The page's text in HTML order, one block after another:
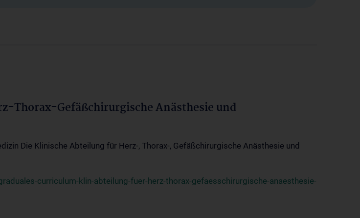
Thorax-Gefäßchirurgische Anästhesie und
Die Klinische Abteilung für Herz-, Thorax-, Gefäßchirurgische Anästhesie und
curriculum-klin-abteilung-fuer-herz-thorax-gefaesschirurgische-anaesthesie-